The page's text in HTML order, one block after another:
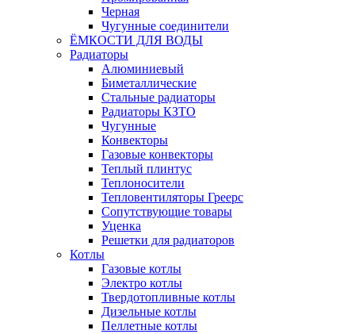
Черная
Чугунные соединители
ЁМКОСТИ ДЛЯ ВОДЫ
Радиаторы
Алюминиевый
Биметаллические
Стальные радиаторы
Радиаторы КЗТО
Чугунные
Конвекторы
Газовые конвекторы
Теплый плинтус
Теплоносители
Тепловентиляторы Греерс
Сопутствующие товары
Уценка
Решетки для радиаторов
Котлы
Газовые котлы
Электро котлы
Твердотопливные котлы
Дизельные котлы
Пеллетные котлы